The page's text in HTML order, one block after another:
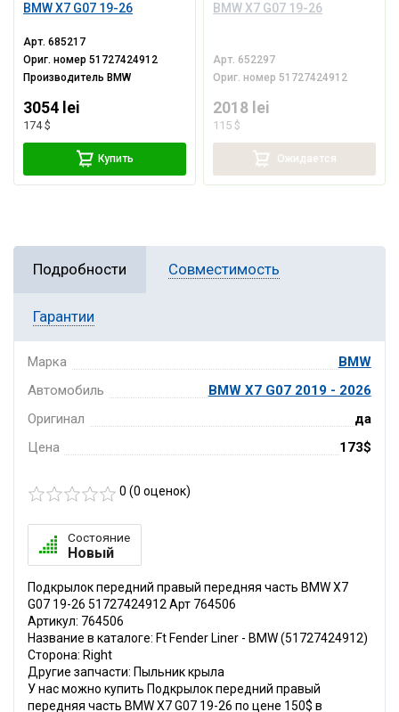
BMW X7 G07 19-26
Арт.685217
Ориг. номер51727424912
Производитель BMW
3054 lei
174 $
Купить
BMW X7 G07 19-26
Арт. 652297
Ориг. номер 51727424912
2018 lei
115 $
Ожидается
Подробности Совместимость
Гарантии
Марка
BMW
Автомобиль
BMW X7 G07 2019 - 2026
Оригинал
да
Цена
173$
0 (0 оценок)
Состояние
Новый
Подкрылок передний правый передняя часть BMW X7
G07 19-26 51727424912 Арт 764506
Артикул: 764506
Название в каталоге: Ft Fender Liner - BMW (51727424912)
Сторона: Right
Другие запчасти: Пыльник крыла
У нас можно купить Подкрылок передний правый
передняя часть BMW X7 G07 19-26 по цене 150$ в